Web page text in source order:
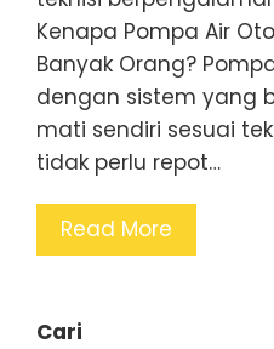
Kenapa Pompa Air
Banyak Orang?
dengan sistem yang
mati sendiri sesuai
tidak perlu repot…
Read More
Cari